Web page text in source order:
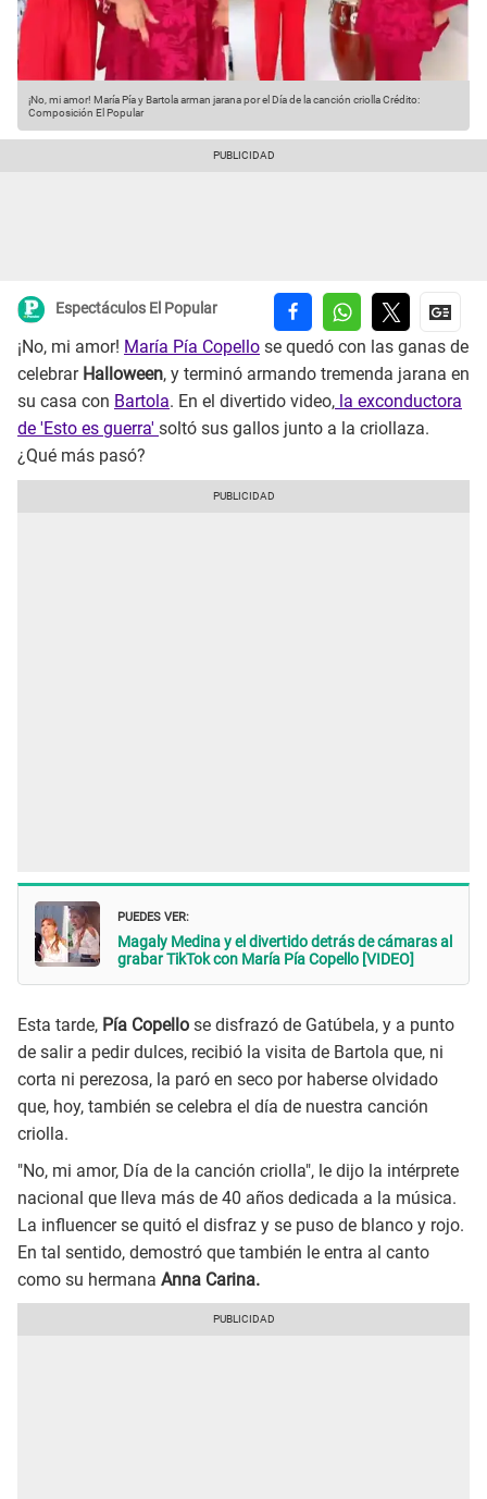
¡No, mi amor! María Pía y Bartola arman jarana por el Día de la canción criollaCrédito:
Composición El Popular
Espectáculos El Popular
¡No, mi amor! María Pía Copello se quedó con las ganas de
celebrar Halloween, y terminó armando tremenda jarana en
su casa con Bartola. En el divertido video, la exconductora
de 'Esto es guerra' soltó sus gallos junto a la criollaza.
¿Qué más pasó?
PUEDES VER:
Magaly Medina y el divertido detrás de cámaras al
grabar TikTok con María Pía Copello [VIDEO]
Esta tarde, Pía Copello se disfrazó de Gatúbela, y a punto
de salir a pedir dulces, recibió la visita de Bartola que, ni
corta ni perezosa, la paró en seco por haberse olvidado
que, hoy, también se celebra el día de nuestra canción
criolla.
"No, mi amor, Día de la canción criolla", le dijo la intérprete
nacional que lleva más de 40 años dedicada a la música.
La influencer se quitó el disfraz y se puso de blanco y rojo.
En tal sentido, demostró que también le entra al canto
como su hermana Anna Carina.